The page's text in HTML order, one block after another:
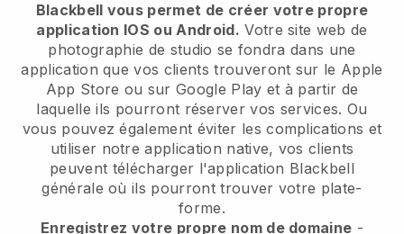
Blackbell vous permet de créer votre propre
application IOS ou Android. Votre site web de
photographie de studio se fondra dans une
application que vos clients trouveront sur le Apple
App Store ou sur Google Play et à partir de
laquelle ils pourront réserver vos services. Ou
vous pouvez également éviter les complications et
utiliser notre application native, vos clients
peuvent télécharger l'application Blackbell
générale où ils pourront trouver votre plate-
forme.
Enregistrez votre propre nom de domaine -